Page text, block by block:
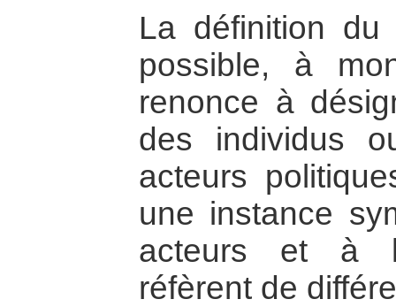
La définition
possible, à
renonce à
des individus
acteurs
une instance
acteurs et à
réfèrent de